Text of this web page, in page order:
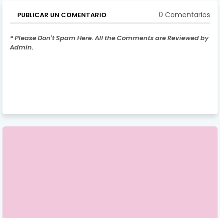
PUBLICAR UN COMENTARIO 0 Comentarios
* Please Don't Spam Here. All the Comments are Reviewed by
Admin.